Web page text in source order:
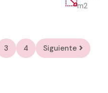
m2
3 4 Siguiente